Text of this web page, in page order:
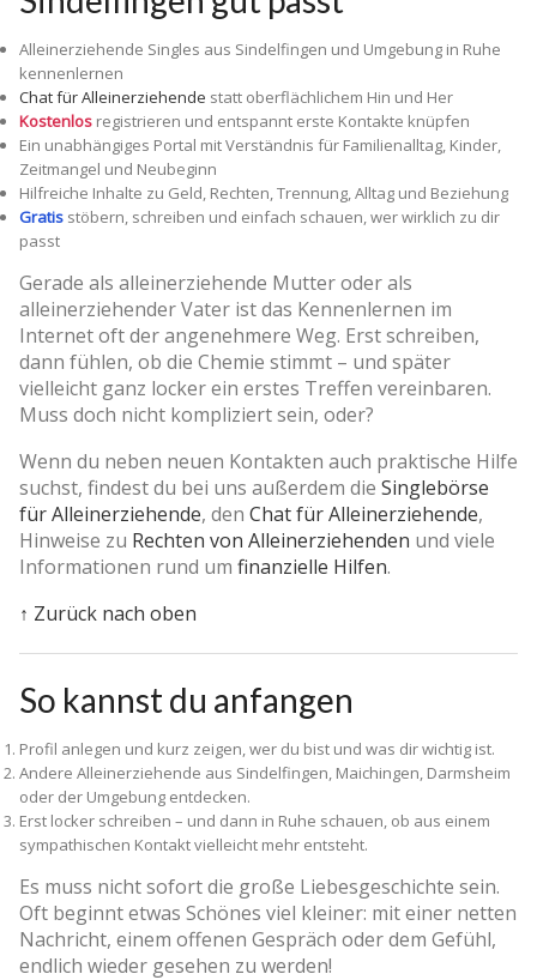
Alleinerziehende Singles aus Sindelfingen und Umgebung in Ruhe
kennenlernen
Chat für Alleinerziehende statt oberflächlichem Hin und Her
Kostenlos registrieren und entspannt erste Kontakte knüpfen
Ein unabhängiges Portal mit Verständnis für Familienalltag, Kinder,
Zeitmangel und Neubeginn
Hilfreiche Inhalte zu Geld, Rechten, Trennung, Alltag und Beziehung
Gratis stöbern, schreiben und einfach schauen, wer wirklich zu dir
passt
Gerade als alleinerziehende Mutter oder als
alleinerziehender Vater ist das Kennenlernen im
Internet oft der angenehmere Weg. Erst schreiben,
dann fühlen, ob die Chemie stimmt – und später
vielleicht ganz locker ein erstes Treffen vereinbaren.
Muss doch nicht kompliziert sein, oder?
Wenn du neben neuen Kontakten auch praktische Hilfe
suchst, findest du bei uns außerdem die Singlebörse
für Alleinerziehende, den Chat für Alleinerziehende,
Hinweise zu Rechten von Alleinerziehenden und viele
Informationen rund um finanzielle Hilfen.
↑ Zurück nach oben
So kannst du anfangen
Profil anlegen und kurz zeigen, wer du bist und was dir wichtig ist.
Andere Alleinerziehende aus Sindelfingen, Maichingen, Darmsheim
oder der Umgebung entdecken.
Erst locker schreiben – und dann in Ruhe schauen, ob aus einem
sympathischen Kontakt vielleicht mehr entsteht.
Es muss nicht sofort die große Liebesgeschichte sein.
Oft beginnt etwas Schönes viel kleiner: mit einer netten
Nachricht, einem offenen Gespräch oder dem Gefühl,
endlich wieder gesehen zu werden!